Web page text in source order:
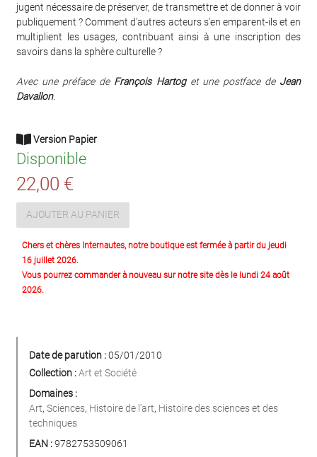
jugent nécessaire de préserver, de transmettre et de donner à voir
publiquement ? Comment d'autres acteurs s'en emparent-ils et en
multiplient les usages, contribuant ainsi à une inscription des
savoirs dans la sphère culturelle ?
Avec une préface de François Hartoget une postface de Jean
Davallon.
Version Papier
Disponible
22,00 €
AJOUTER AU PANIER
Chers et chères Internautes, notre boutique est fermée à partir du jeudi
16 juillet 2026.
Vous pourrez commander à nouveau sur notre site dès le lundi 24 août
2026.
Date de parution :05/01/2010
Collection :Art et Société
Domaines :
Art, Sciences, Histoire de l'art, Histoire des sciences et des
techniques
EAN :9782753509061